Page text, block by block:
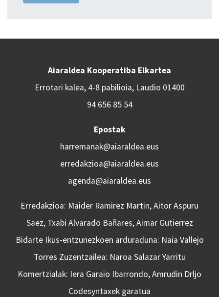
Aiaraldea Kooperatiba Elkartea
Errotari kalea, 4-8 pabilioia, Laudio 01400
94 656 85 54
Epostak
harremanak@aiaraldea.eus
erredakzioa@aiaraldea.eus
agenda@aiaraldea.eus
Erredakzioa: Maider Ramirez Martin, Aitor Aspuru
Saez, Txabi Alvarado Bañares, Aimar Gutierrez
Bidarte Ikus-entzunezkoen arduraduna: Naia Vallejo
Torres Zuzentzailea: Naroa Salazar Yarritu
Komertzialak: Iera Garaio Ibarrondo, Amrudin Drljo
Codesyntaxek garatua